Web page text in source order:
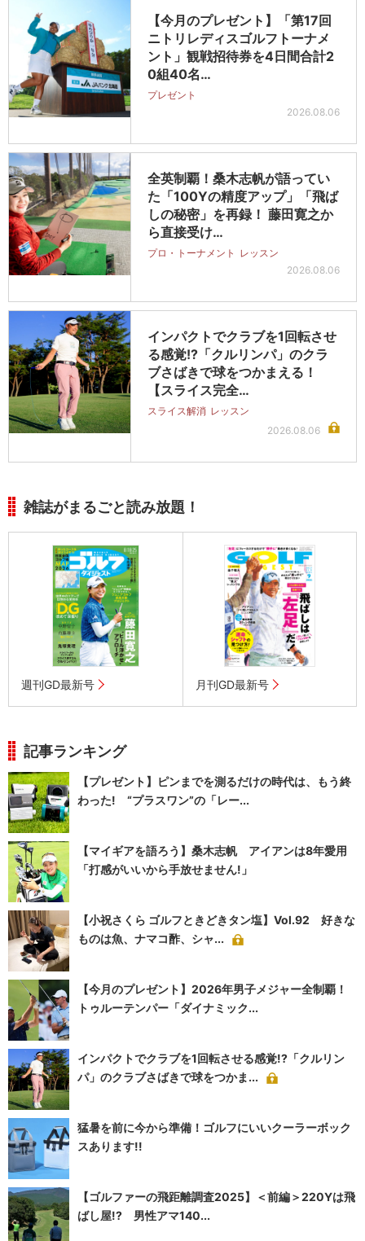
【今月のプレゼント】「第17回
ニトリレディスゴルフトーナメ
ント」観戦招待券を4日間合計2
0組40名…
プレゼント
2026.08.06
全英制覇！桑木志帆が語ってい
た「100Yの精度アップ」「飛ば
しの秘密」を再録！ 藤田寛之か
ら直接受け…
プロ・トーナメント レッスン
2026.08.06
インパクトでクラブを1回転させ
る感覚!?「クルリンパ」のクラ
ブさばきで球をつかまえる！
【スライス完全…
スライス解消 レッスン
2026.08.06
雑誌がまるごと読み放題！
週刊GD最新号 月刊GD最新号
記事ランキング
【プレゼント】ピンまでを測るだけの時代は、もう終
わった! “プラスワン”の「レー...
【マイギアを語ろう】桑木志帆 アイアンは8年愛用
「打感がいいから手放せません!」
【小祝さくら ゴルフときどきタン塩】Vol.92 好きな
ものは魚、ナマコ酢、シャ...
【今月のプレゼント】2026年男子メジャー全制覇！
トゥルーテンパー「ダイナミック...
インパクトでクラブを1回転させる感覚!?「クルリン
パ」のクラブさばきで球をつかま...
猛暑を前に今から準備！ゴルフにいいクーラーボック
スあります!!
【ゴルファーの飛距離調査2025】＜前編＞220Yは飛
ばし屋!? 男性アマ140...